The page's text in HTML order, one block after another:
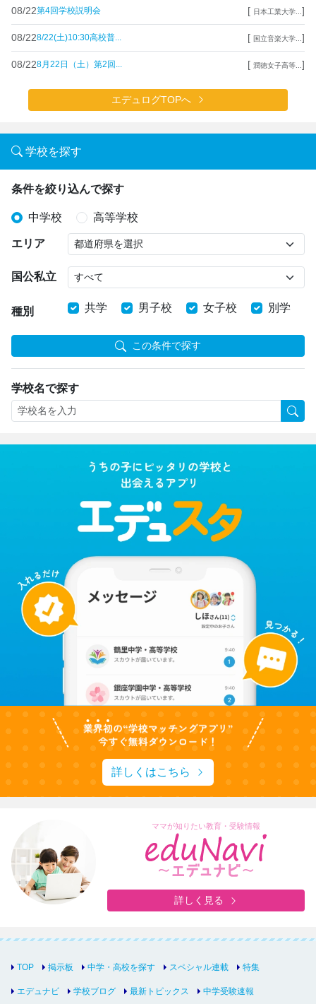
08/22第4回学校説明会 [ 日本工業大学... ]
08/228/22(土)10:30高校普... [ 国立音楽大学... ]
08/228月22日（土）第2回... [ 潤徳女子高等... ]
エデュログTOPへ
学校を探す
条件を絞り込んで探す
中学校 高等学校
エリア
国公私立
種別 共学 男子校 女子校 別学
この条件で探す
学校名で探す
詳しくはこちら
ママが知りたい教育・受験情報
詳しく見る
TOP 掲示板 中学・高校を探す スペシャル連載 特集
エデュナビ 学校ブログ 最新トピックス 中学受験速報